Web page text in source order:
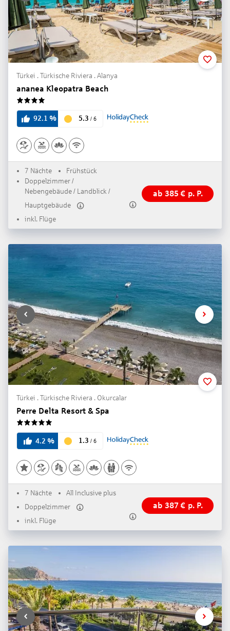
Türkei . Türkische Riviera . Alanya
ananea Kleopatra Beach
92.1 % 5.3 / 6
7 Nächte
Frühstück
Doppelzimmer /
Nebengebäude / Landblick /
Hauptgebäude
inkl. Flüge
ab 385 € p. P.
Türkei . Türkische Riviera . Okurcalar
Perre Delta Resort & Spa
5
4.2 % 1.3 / 6
7 Nächte
All Inclusive plus
Doppelzimmer
inkl. Flüge
ab 387 € p. P.